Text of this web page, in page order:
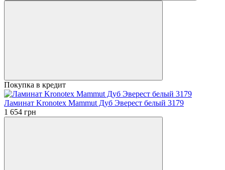
Покупка в кредит
Ламинат Kronotex Mammut Дуб Эверест белый 3179
1 654 грн